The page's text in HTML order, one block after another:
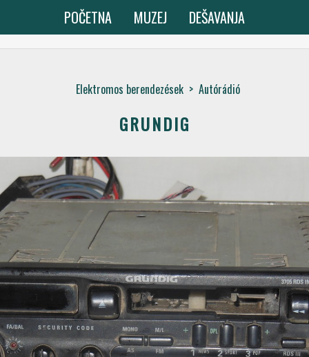
POČETNA MUZEJ DEŠAVANJA
Elektromos berendezések > Autórádió
GRUNDIG